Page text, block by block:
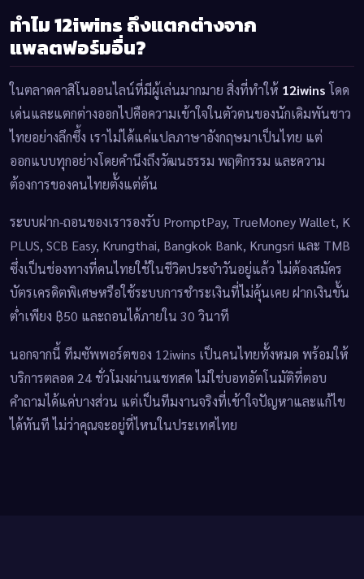
ทำไม 12iwins ถึงแตกต่างจาก
แพลตฟอร์มอื่น?
ในตลาดคาสิโนออนไลน์ที่มีผู้เล่นมากมาย สิ่งที่ทำให้ 12iwinsโดด
เด่นและแตกต่างออกไปคือความเข้าใจในตัวตนของนักเดิมพันชาว
ไทยอย่างลึกซึ้ง เราไม่ได้แค่แปลภาษาอังกฤษมาเป็นไทย แต่
ออกแบบทุกอย่างโดยคำนึงถึงวัฒนธรรม พฤติกรรม และความ
ต้องการของคนไทยตั้งแต่ต้น
ระบบฝาก-ถอนของเรารองรับ PromptPay, TrueMoney Wallet, K
PLUS, SCB Easy, Krungthai, Bangkok Bank, Krungsri และ TMB
ซึ่งเป็นช่องทางที่คนไทยใช้ในชีวิตประจำวันอยู่แล้ว ไม่ต้องสมัคร
บัตรเครดิตพิเศษหรือใช้ระบบการชำระเงินที่ไม่คุ้นเคย ฝากเงินขั้น
ต่ำเพียง ฿50 และถอนได้ภายใน 30 วินาที
นอกจากนี้ ทีมซัพพอร์ตของ 12iwins เป็นคนไทยทั้งหมด พร้อมให้
บริการตลอด 24 ชั่วโมงผ่านแชทสด ไม่ใช่บอทอัตโนมัติที่ตอบ
คำถามได้แค่บางส่วน แต่เป็นทีมงานจริงที่เข้าใจปัญหาและแก้ไข
ได้ทันที ไม่ว่าคุณจะอยู่ที่ไหนในประเทศไทย